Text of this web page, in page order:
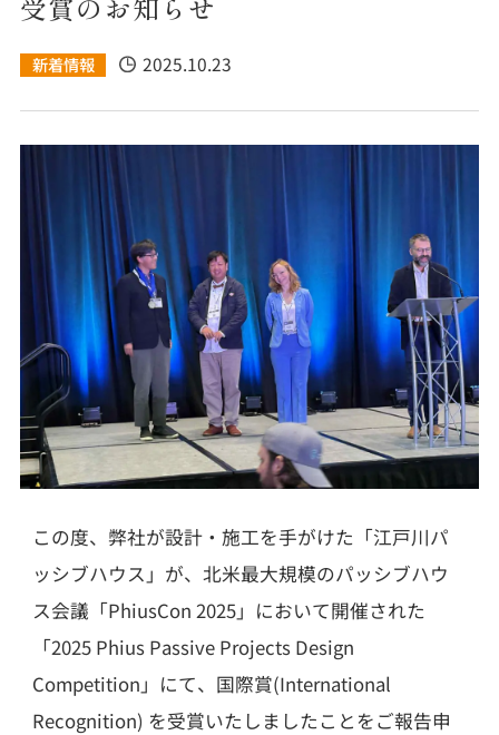
新着情報 2025.10.23
この度、弊社が設計・施工を手がけた「江戸川パ
ッシブハウス」が、北米最大規模のパッシブハウ
ス会議「PhiusCon 2025」において開催された
「2025 Phius Passive Projects Design
Competition」にて、国際賞(International
Recognition) を受賞いたしましたことをご報告申